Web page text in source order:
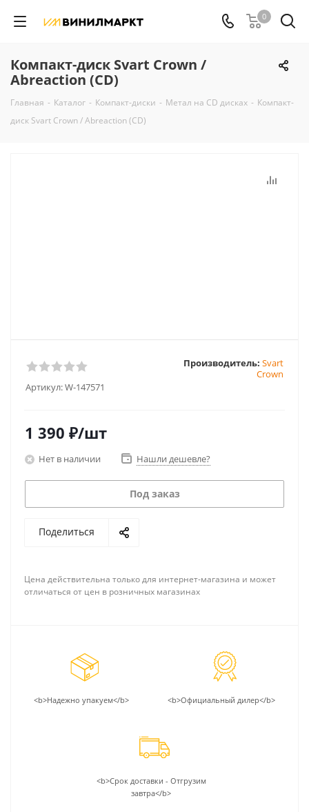
0
Компакт-диск Svart Crown /
Abreaction (CD)
Главная - Каталог - Компакт-диски - Метал на CD дисках - Компакт-
диск Svart Crown / Abreaction (CD)
Артикул:W-147571
Производитель: Svart
Crown
1 390 ₽/шт
Нет в наличии Нашли дешевле?
Под заказ
Поделиться
Цена действительна только для интернет-магазина и может
отличаться от цен в розничных магазинах
<b>Надежно упакуем</b> <b>Официальный дилер</b>
<b>Срок доставки - Отгрузим
завтра</b>